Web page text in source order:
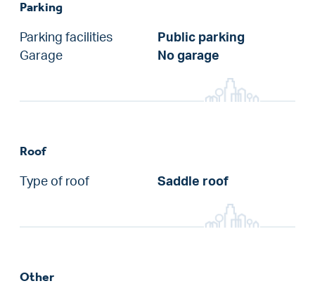
Parking
Parking facilities
Public parking
Garage
No garage
Roof
Type of roof Saddle roof
Other